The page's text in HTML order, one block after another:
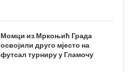
Момци из Мркоњић Града
освојили друго мјесто на
футсал турниру у Гламочу